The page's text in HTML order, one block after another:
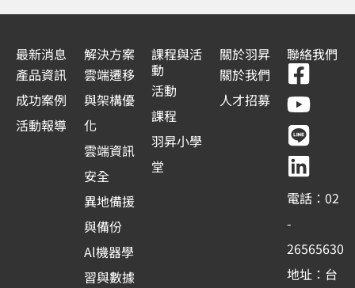
最新消息
產品資訊
成功案例
活動報導
解決方案
雲端遷移
與架構優
化
雲端資訊
安全
異地備援
與備份
Al機器學
習與數據
課程與活
動
活動
課程
羽昇小學
堂
關於羽昇
關於我們
人才招募
聯絡我們
F
a
c
e
b
o
o
k
-
Y
o
u
t
u
b
e
L
i
n
e
L
i
n
k
e
d
i
n
電話：02
-
26565630
地址：台